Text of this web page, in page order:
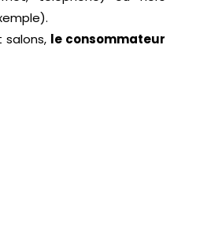
le consommateur